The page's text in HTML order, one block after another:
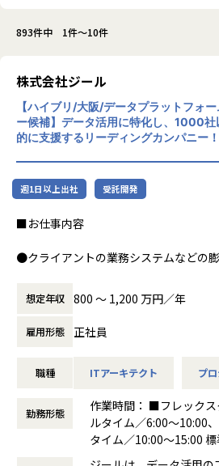
893件中 1件～10件
株式会社ジール
【ハイブリ/大阪/データプラットフォ
ー候補】データ活用に特化し、1000
的に支援するリーディングカンパニー！
週1日以上出社 受託開発
■お仕事内容
●クライアントの業務システムなどの
s Intelligence)と呼ばれるシステムの導
を行っています。またクラウドを含む
想から実施します。
まで、プロジェクトに一気通貫で関わ
く、DB、インフラ、プロジェクト管
のコミュニケーション能力など、幅広
アップ・キャリアアップが可能な環境
●エンドユーザー様と直接やり取りを
想定年収 800 〜 1,200 万円／年
雇用形態 正社員
職種 ITアーキテクト プ
勤務形態
作業時間： ■フレック
ルタイム／6:00～10:00
タイム／10:00～15:00
労働時間)／9:00～18:00